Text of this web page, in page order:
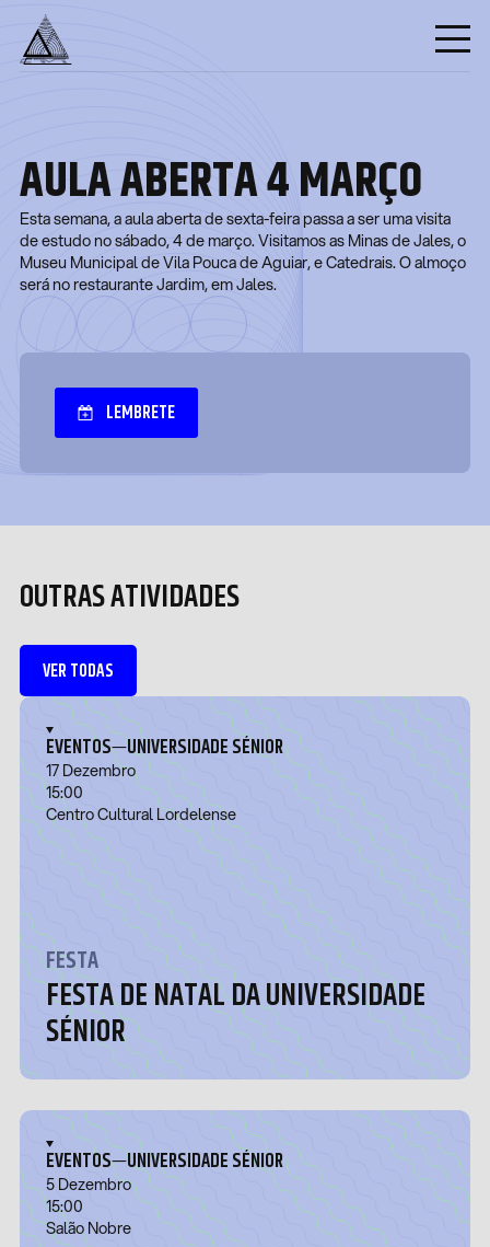
LEMBRETE
AULA ABERTA 4 MARÇO
Esta semana, a aula aberta de sexta-feira passa a ser uma visita
de estudo no sábado, 4 de março. Visitamos as Minas de Jales, o
Museu Municipal de Vila Pouca de Aguiar, e Catedrais. O almoço
será no restaurante Jardim, em Jales.
OUTRAS ATIVIDADES
VER TODAS
EVENTOS—UNIVERSIDADE SÉNIOR
17 Dezembro
15:00
Centro Cultural Lordelense
FESTA
FESTA DE NATAL DA UNIVERSIDADE
SÉNIOR
EVENTOS—UNIVERSIDADE SÉNIOR
5 Dezembro
15:00
Salão Nobre